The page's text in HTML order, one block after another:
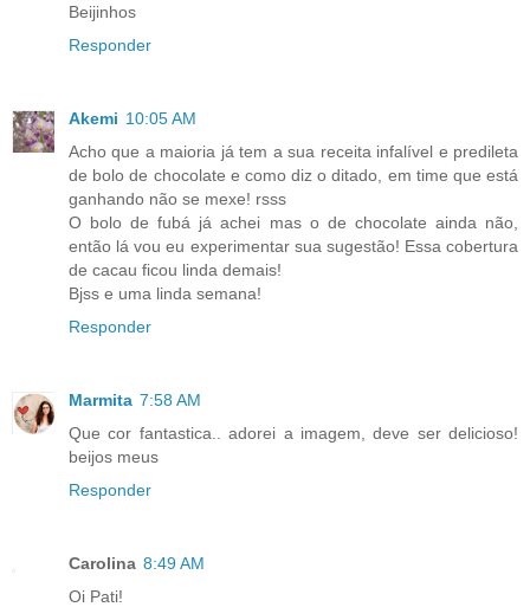
Beijinhos
Responder
Akemi 10:05 AM
Acho que a maioria já tem a sua receita infalível e predileta
de bolo de chocolate e como diz o ditado, em time que está
ganhando não se mexe! rsss
O bolo de fubá já achei mas o de chocolate ainda não,
então lá vou eu experimentar sua sugestão! Essa cobertura
de cacau ficou linda demais!
Bjss e uma linda semana!
Responder
Marmita 7:58 AM
Que cor fantastica.. adorei a imagem, deve ser delicioso!
beijos meus
Responder
Carolina 8:49 AM
Oi Pati!